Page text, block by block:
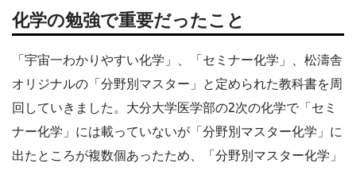
化学の勉強で重要だったこと
「宇宙一わかりやすい化学」、「セミナー化学」、松濤舎
オリジナルの「分野別マスター」と定められた教科書を周
回していきました。大分大学医学部の2次の化学で「セミ
ナー化学」には載っていないが「分野別マスター化学」に
出たところが複数個あったため、「分野別マスター化学」